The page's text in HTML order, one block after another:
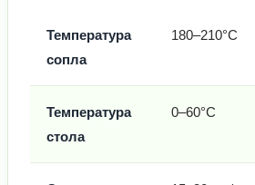
Температура
сопла
180–210°C
Температура
стола
0–60°C